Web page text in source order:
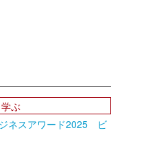
ぶ
ネスアワード2025 ビ